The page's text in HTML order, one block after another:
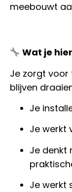
meebouwt
Wat je
Je zorgt voor
blijven
Je
Je werkt
Je denkt
Je werkt